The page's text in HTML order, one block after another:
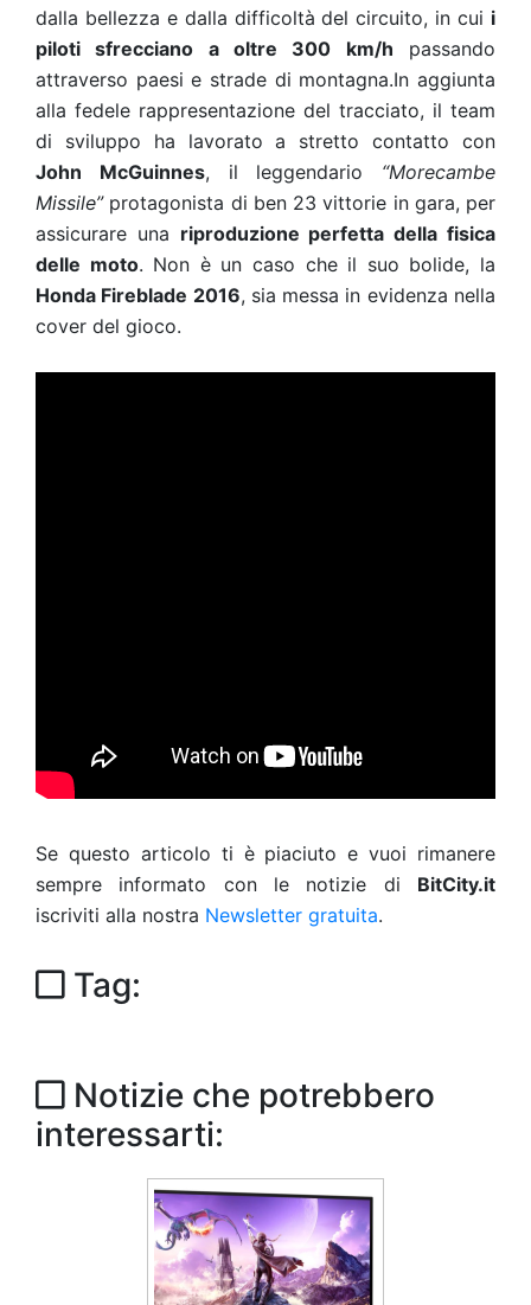
dalla bellezza e dalla difficoltà del circuito, in cui i
piloti sfrecciano a oltre 300 km/h passando
attraverso paesi e strade di montagna.In aggiunta
alla fedele rappresentazione del tracciato, il team
di sviluppo ha lavorato a stretto contatto con
John McGuinnes, il leggendario “Morecambe
Missile”protagonista di ben 23 vittorie in gara, per
assicurare una riproduzione perfetta della fisica
delle moto. Non è un caso che il suo bolide, la
Honda Fireblade 2016, sia messa in evidenza nella
cover del gioco.
Se questo articolo ti è piaciuto e vuoi rimanere
sempre informato con le notizie di BitCity.it
iscriviti alla nostra Newsletter gratuita.
Tag:
Notizie che potrebbero
interessarti: